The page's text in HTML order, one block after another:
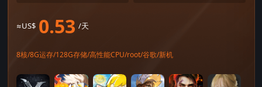
≈US$ 0.53 /天
8核/8G运存/128G存储/高性能CPU/root/谷歌/新机